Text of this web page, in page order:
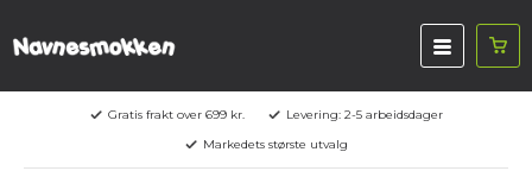
Gratis frakt over 699 kr.
Levering: 2-5 arbeidsdager
Markedets største utvalg